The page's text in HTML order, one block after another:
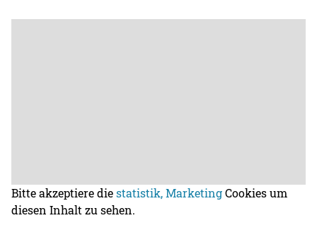
Bitte akzeptiere diestatistik, MarketingCookies um
diesen Inhalt zu sehen.